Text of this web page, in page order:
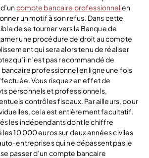
compte bancaire professionnelen
un motif à son refus. Dans cette
de se tourner vers la Banque de
une procédure de droit au compte
qui sera alors tenu de réaliser
qu’il n’est pas recommandé de
professionnel en ligne une fois
Vous risquez en effet de
personnels et professionnels,
contrôles fiscaux. Par ailleurs, pour
cela est entièrement facultatif.
les indépendants dont le chiffre
10 000 euros sur deux années civiles
entreprises qui ne dépassent pas le
passer d’un compte bancaire